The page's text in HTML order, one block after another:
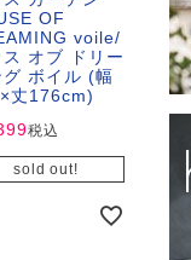
OF
voile/
オブ ドリー
グ ボイル (幅
丈176cm)
税込
sold out!